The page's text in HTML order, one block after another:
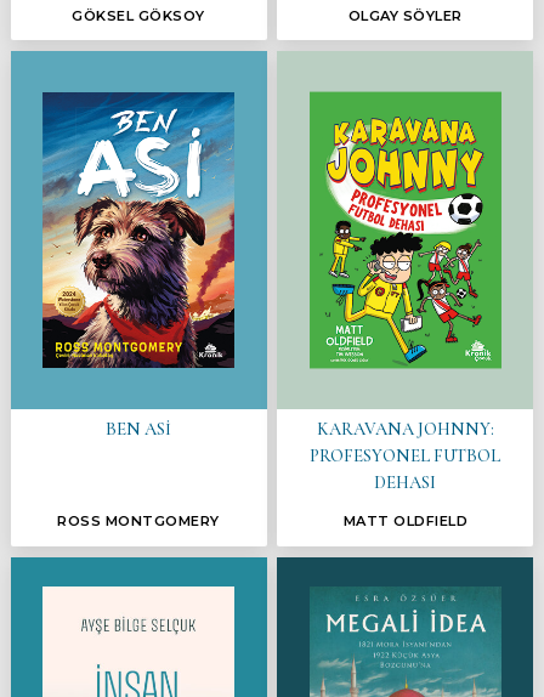
GÖKSEL GÖKSOY OLGAY SÖYLER
BEN ASİ
ROSS MONTGOMERY
KARAVANA JOHNNY:
PROFESYONEL FUTBOL
DEHASI
MATT OLDFIELD